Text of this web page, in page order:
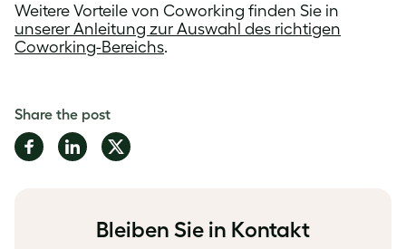
Weitere Vorteile von Coworking finden Sie in
unserer Anleitung zur Auswahl des richtigen
Coworking-Bereichs.
Share the post
Share
on
Share
on
Share
on
Bleiben Sie in Kontakt